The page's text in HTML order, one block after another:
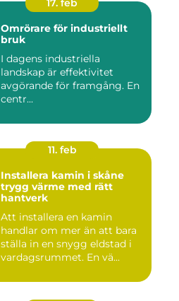
17. feb
Omrörare för industriellt
bruk
I dagens industriella
landskap är effektivitet
avgörande för framgång. En
centr...
11. feb
Installera kamin i skåne
trygg värme med rätt
hantverk
Att installera en kamin
handlar om mer än att bara
ställa in en snygg eldstad i
vardagsrummet. En vä...